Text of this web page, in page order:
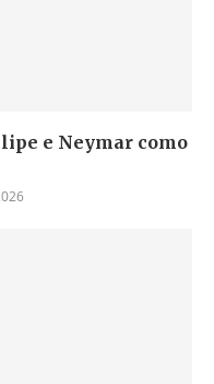
e Neymar como